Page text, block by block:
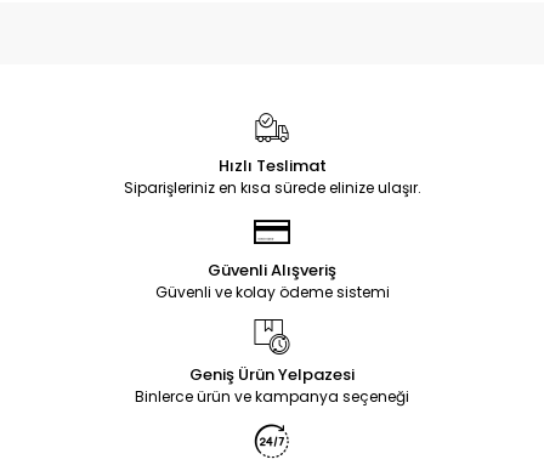
Hızlı Teslimat
Siparişleriniz en kısa sürede elinize ulaşır.
Güvenli Alışveriş
Güvenli ve kolay ödeme sistemi
Geniş Ürün Yelpazesi
Binlerce ürün ve kampanya seçeneği